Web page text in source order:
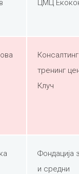
ЦМЦ
Консалтинг
тренинг
Клуч
Фондација
и средни